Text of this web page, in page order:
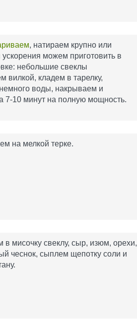
, натираем крупно или
можем приготовить в
небольшие свеклы
вилкой, кладем в тарелку,
воды, накрываем и
7-10 минут на полную мощность.
на мелкой терке.
мисочку свеклу, сыр, изюм, орехи,
чеснок, сыплем щепотку соли и